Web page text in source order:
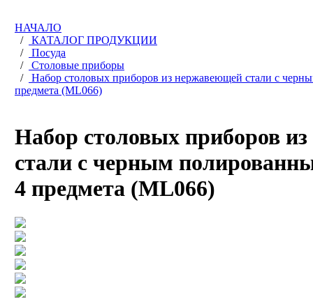
НАЧАЛО
/
КАТАЛОГ ПРОДУКЦИИ
/
Посуда
/
Столовые приборы
/
Набор столовых приборов из нержавеющей стали с
предмета (ML066)
Набор столовых приборов
стали с черным
4 предмета (ML066)